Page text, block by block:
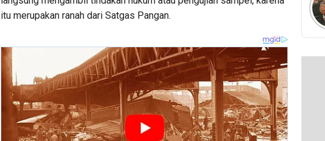
itu merupakan ranah dari Satgas Pangan.